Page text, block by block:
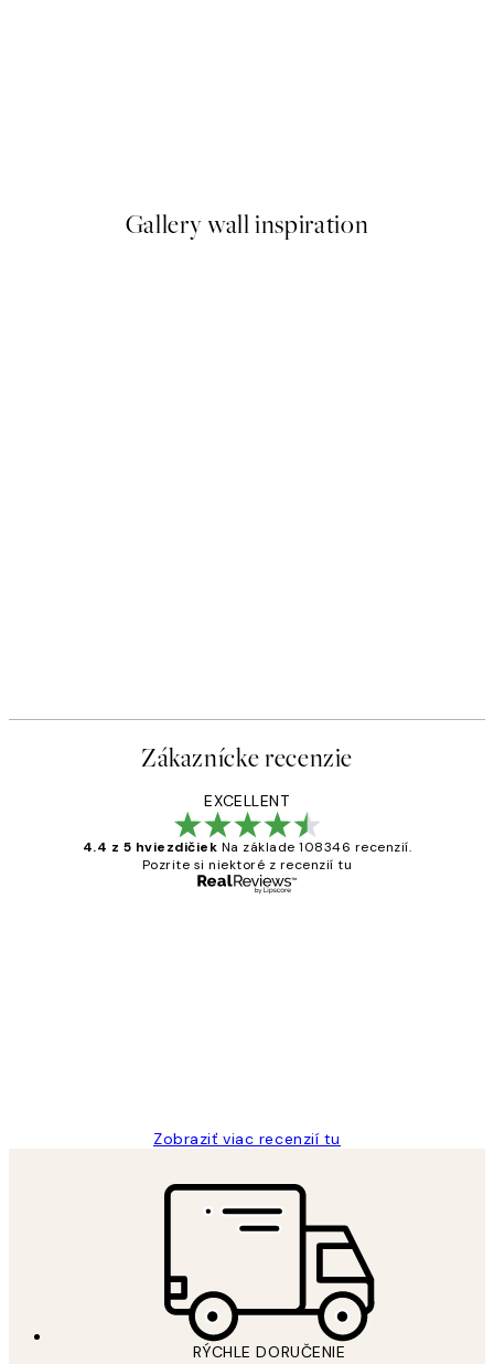
Gallery wall inspiration
Zákaznícke recenzie
EXCELLENT
4.4 z 5 hviezdičiek Na základe 108346 recenzií.
Pozrite si niektoré z recenzií tu
Zobraziť viac recenzií tu
RÝCHLE DORUČENIE